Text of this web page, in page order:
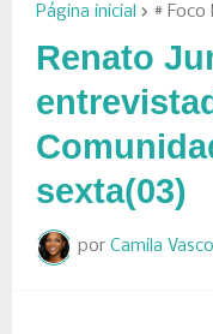
Página inicial # Foco
Renato
sexta(03)
por Camila